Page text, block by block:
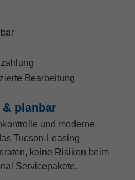
Bearbeitung
& planbar
und moderne
Tucson-Leasing
keine Risiken beim
Servicepakete.